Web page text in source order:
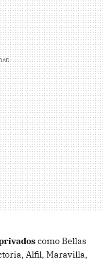
como Bellas
Alfil, Maravilla,